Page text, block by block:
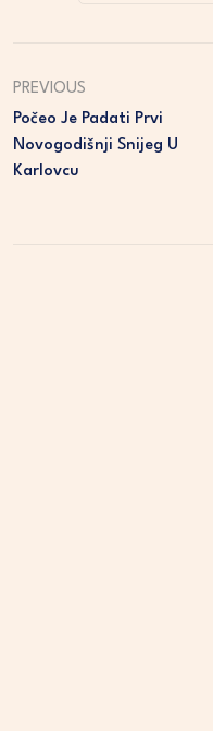
PREVIOUS
Počeo Je Padati Prvi
Novogodišnji Snijeg U
Karlovcu